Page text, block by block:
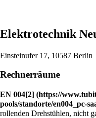
Elektrotechnik
Einsteinufer 17, 10587 Berlin
Rechnerräume
EN 004[2]
rollenden Drehstühlen, nicht